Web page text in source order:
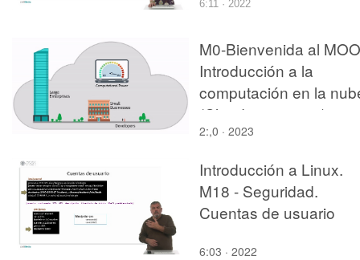
6:11 · 2022
M0-Bienvenida al
Introducción a la
computación en la
(Cloud computing)
2:,0 · 2023
Introducción a Linux.
M18 - Seguridad.
Cuentas de usuario
6:03 · 2022